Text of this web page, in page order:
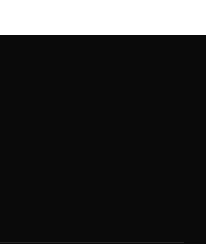
основана в 1977